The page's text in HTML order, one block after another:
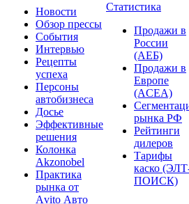
Новости
Обзор прессы
События
Интервью
Рецепты
успеха
Персоны
автобизнеса
Досье
Эффективные
решения
Колонка
Akzonobel
Практика
рынка от
Аvito Авто
Статистика
Продажи в
России
(АЕБ)
Продажи в
Европе
(ACEA)
рынка РФ
Рейтинги
дилеров
Тарифы
каско
ПОИСК)